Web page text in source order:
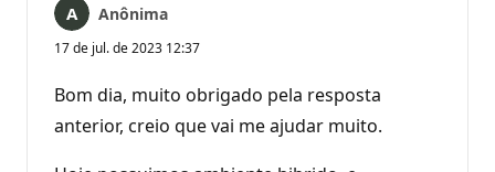
Anônima
17 de jul. de 2023 12:37
Bom dia, muito obrigado pela resposta
anterior, creio que vai me ajudar muito.